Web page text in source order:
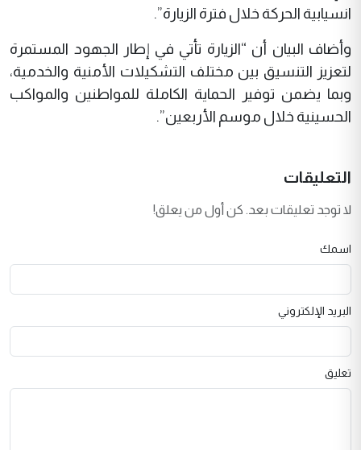
انسيابية الحركة خلال فترة الزيارة”.
وأضاف البيان أن “الزيارة تأتي في إطار الجهود المستمرة
لتعزيز التنسيق بين مختلف التشكيلات الأمنية والخدمية،
وبما يضمن توفير الحماية الكاملة للمواطنين والمواكب
الحسينية خلال موسم الأربعين”.
التعليقات
لا توجد تعليقات بعد. كن أول من يعلق!
اسمك
البريد الإلكتروني
تعليق